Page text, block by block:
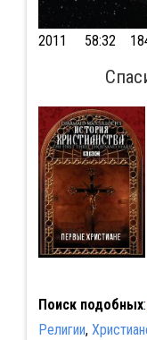
2011 58:32
Поиск подобных:
Религии,